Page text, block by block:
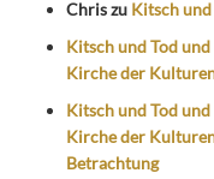
Chriszu Kitsch
Kitsch und Tod
Kirche der
Kitsch und Tod
Kirche der
Betrachtung